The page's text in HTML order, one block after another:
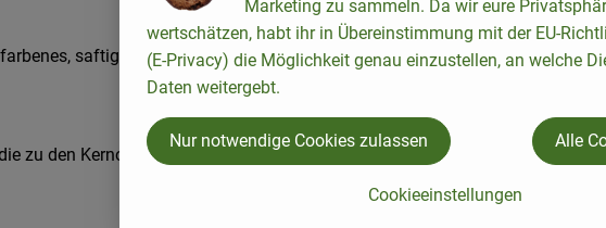
saftiges Fruchtfleisch und ist geschmacklich ähnlich der Williams-
zu den Kernobstgewächsen in der Familie der Rosengewächse gehört.
Marketing zu sammeln. Da wir eure
wertschätzen, habt ihr in Übereinstimmung mit der EU-
(E-Privacy) die Möglichkeit genau einzustellen, an welche
Daten weitergebt.
Cookieeinstellungen
Nur notwendige Cookies zulassen Alle